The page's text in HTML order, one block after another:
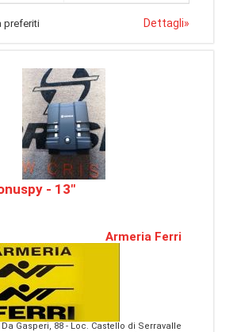
preferiti Dettagli»
- 13"
Armeria Ferri
Da Gasperi, 88 - Loc. Castello di Serravalle